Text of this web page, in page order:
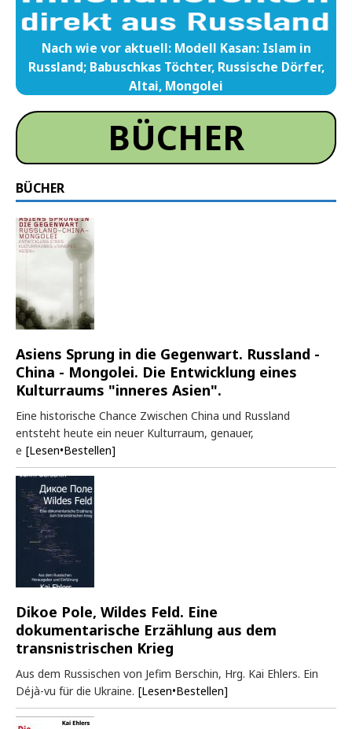
Nach wie vor aktuell: Modell Kasan: Islam in
Russland; Babuschkas Töchter, Russische Dörfer,
Altai, Mongolei
BÜCHER
BÜCHER
Asiens Sprung in die Gegenwart. Russland -
China - Mongolei. Die Entwicklung eines
Kulturraums "inneres Asien".
Eine historische Chance Zwischen China und Russland
entsteht heute ein neuer Kulturraum, genauer,
e [Lesen•Bestellen]
Dikoe Pole, Wildes Feld. Eine
dokumentarische Erzählung aus dem
transnistrischen Krieg
Aus dem Russischen von Jefim Berschin, Hrg. Kai Ehlers. Ein
Déjà-vu für die Ukraine. [Lesen•Bestellen]